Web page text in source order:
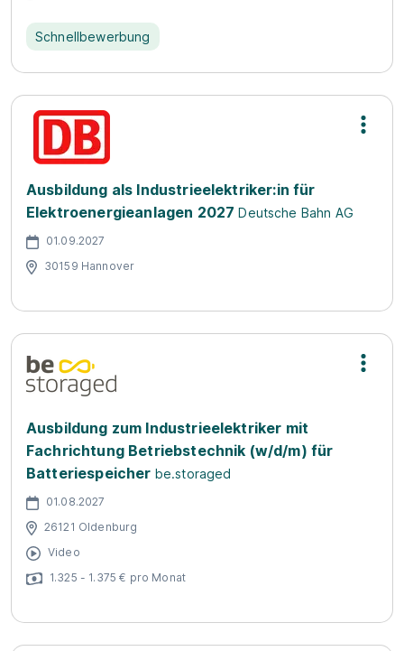
Schnellbewerbung
Ausbildung als Industrieelektriker:in für
Elektroenergieanlagen 2027 Deutsche Bahn AG
01.09.2027
30159 Hannover
Ausbildung zum Industrieelektriker mit
Fachrichtung Betriebstechnik (w/d/m) für
Batteriespeicher be.storaged
01.08.2027
26121 Oldenburg
Video
1.325 - 1.375 € pro Monat